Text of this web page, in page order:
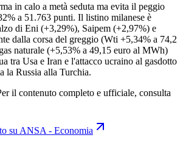
in calo a metà seduta ma evita il peggio
a 51.763 punti. Il listino milanese è
di Eni (+3,29%), Saipem (+2,97%) e
dalla corsa del greggio (Wti +5,34% a 74,2
naturale (+5,53% a 49,15 euro al MWh)
tra Usa e Iran e l'attacco ucraino al gasdotto
la Russia alla Turchia.
il contenuto completo e ufficiale, consulta
su ANSA - Economia